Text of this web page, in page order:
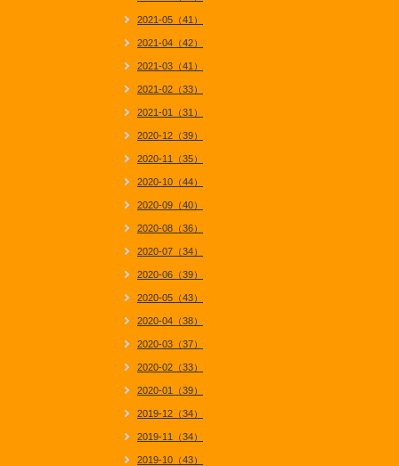
2021-05（41）
2021-04（42）
2021-03（41）
2021-02（33）
2021-01（31）
2020-12（39）
2020-11（35）
2020-10（44）
2020-09（40）
2020-08（36）
2020-07（34）
2020-06（39）
2020-05（43）
2020-04（38）
2020-03（37）
2020-02（33）
2020-01（39）
2019-12（34）
2019-11（34）
2019-10（43）